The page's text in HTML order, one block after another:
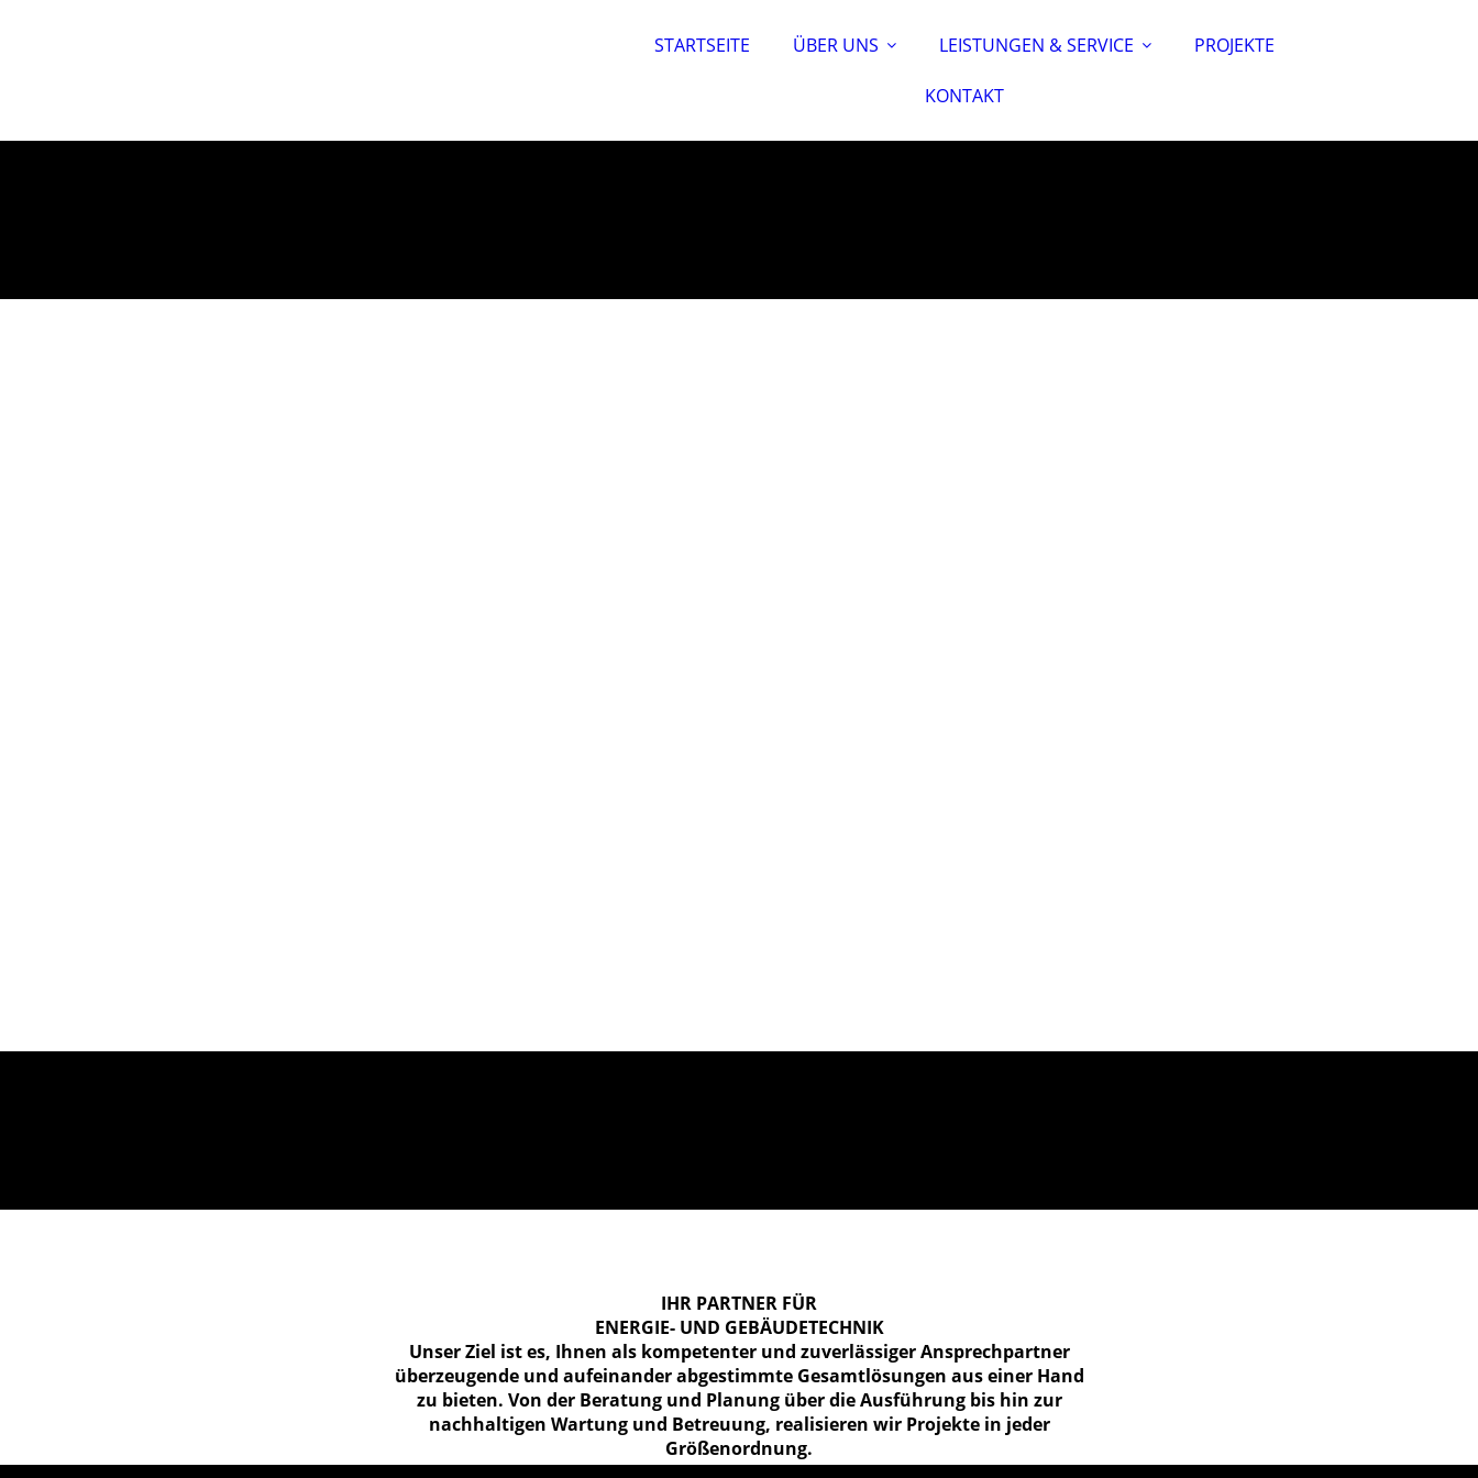
STARTSEITE ÜBER UNS LEISTUNGEN & SERVICE PROJEKTE
KONTAKT
IHR PARTNER FÜR
ENERGIE- UND GEBÄUDE­TECHNIK
Unser Ziel ist es, Ihnen als kompetenter und zuverlässiger Ansprechpartner
überzeugende und aufeinander abgestimmte Gesamtlösungen aus einer Hand
zu bieten. Von der Beratung und Planung über die Ausführung bis hin zur
nachhaltigen Wartung und Betreuung, realisieren wir Projekte in jeder
Größenordnung.